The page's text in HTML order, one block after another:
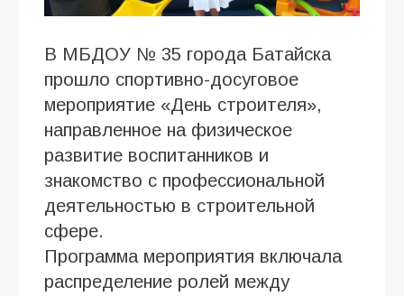
В МБДОУ № 35 города Батайска
прошло спортивно-досуговое
мероприятие «День строителя»,
направленное на физическое
развитие воспитанников и
знакомство с профессиональной
деятельностью в строительной
сфере.
Программа мероприятия включала
распределение ролей между